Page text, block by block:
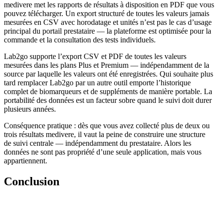
medivere met les rapports de résultats à disposition en PDF que vous
pouvez télécharger. Un export structuré de toutes les valeurs jamais
mesurées en CSV avec horodatage et unités n’est pas le cas d’usage
principal du portail prestataire — la plateforme est optimisée pour la
commande et la consultation des tests individuels.
Lab2go supporte l’export CSV et PDF de toutes les valeurs
mesurées dans les plans Plus et Premium — indépendamment de la
source par laquelle les valeurs ont été enregistrées. Qui souhaite plus
tard remplacer Lab2go par un autre outil emporte l’historique
complet de biomarqueurs et de suppléments de manière portable. La
portabilité des données est un facteur sobre quand le suivi doit durer
plusieurs années.
Conséquence pratique : dès que vous avez collecté plus de deux ou
trois résultats medivere, il vaut la peine de construire une structure
de suivi centrale — indépendamment du prestataire. Alors les
données ne sont pas propriété d’une seule application, mais vous
appartiennent.
Conclusion